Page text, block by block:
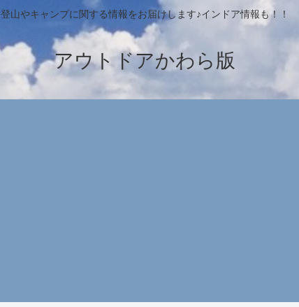
登山やキャンプに関する情報をお届けします♪インドア情報も！！
アウトドアかわら版